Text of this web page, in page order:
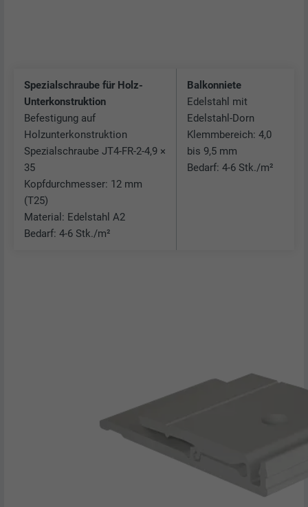
Spezialschraube für Holz-
Unterkonstruktion
Befestigung auf
Holzunterkonstruktion
Spezialschraube JT4-FR-2-4,9 ×
35
Kopfdurchmesser: 12 mm
(T25)
Material: Edelstahl A2
Bedarf: 4-6 Stk./m²
Balkonniete
Edelstahl mit
Edelstahl-Dorn
Klemmbereich: 4,0
bis 9,5 mm
Bedarf: 4-6 Stk./m²